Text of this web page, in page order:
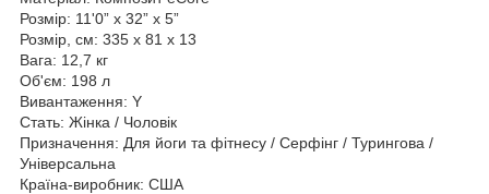
Розмір: 11'0” х 32” х 5”
Розмір, см: 335 х 81 х 13
Вага: 12,7 кг
Об'єм: 198 л
Вивантаження: Y
Стать: Жінка / Чоловік
Призначення: Для йоги та фітнесу / Серфінг / Турингова /
Універсальна
Країна-виробник: США